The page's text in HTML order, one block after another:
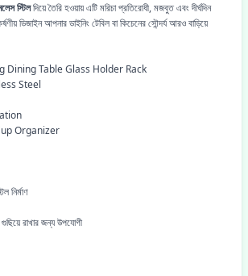
স্টিলদিয়ে তৈরি হওয়ায় এটি মরিচা প্রতিরোধী, মজবুত এবং দীর্ঘদিন
ডিজাইন আপনার ডাইনিং টেবিল বা কিচেনের সৌন্দর্য আরও বাড়িয়ে
Dining Table Glass Holder Rack
Steel
Organizer
নির্মাণ
রাখার জন্য উপযোগী